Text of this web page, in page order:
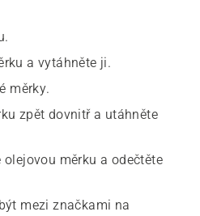
a vytáhněte ji.
měrky.
zpět dovnitř a utáhněte
měrku a odečtěte
mezi značkami na